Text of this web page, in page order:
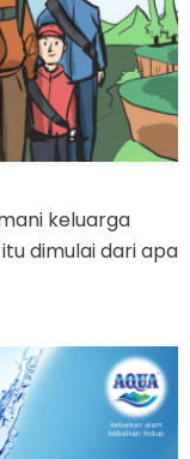
keluarga
dimulai dari apa